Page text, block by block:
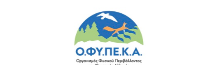
Κύριο
Μενού